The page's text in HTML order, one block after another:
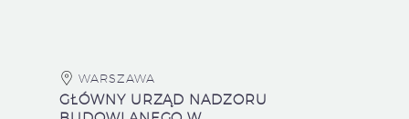
WARSZAWA
GŁÓWNY URZĄD NADZORU